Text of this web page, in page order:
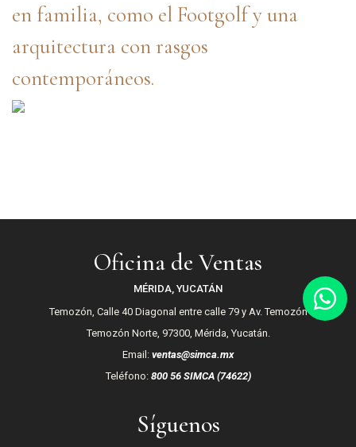
en familia, como el Footgolf y una
arquitectura con rasgos
contemporáneos.
Oficina de Ventas
MÉRIDA, YUCATÁN
Temozón, Calle 40 Diagonal entre calle 79 y Av. Temozón
Temozón Norte, 97300, Mérida, Yucatán.
Email: ventas@simca.mx
Teléfono: 800 56 SIMCA (74622)
Síguenos